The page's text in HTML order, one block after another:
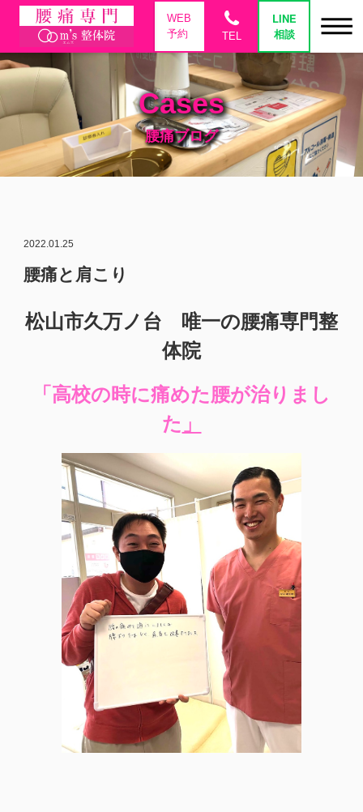
WEB
予約
phone
TEL
LINE
相談
Cases
腰痛ブログ
2022.01.25
腰痛と肩こり
松山市久万ノ台 唯一の腰痛専門整
体院
「高校の時に痛めた腰が治りまし
た 」